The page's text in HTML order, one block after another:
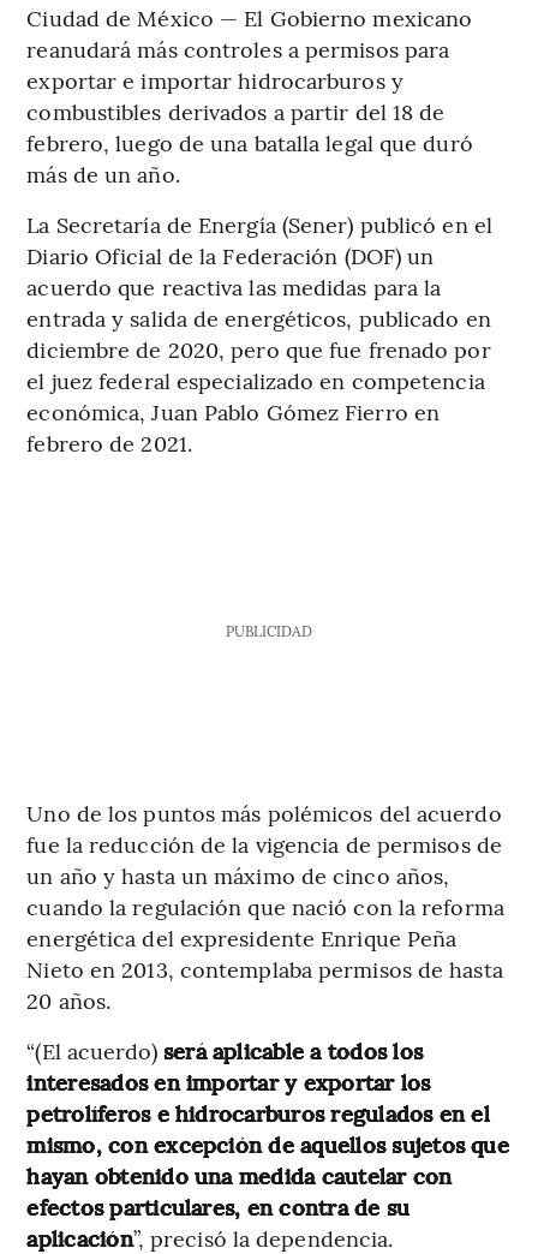
Ciudad de México — El Gobierno mexicano
reanudará más controles a permisos para
exportar e importar hidrocarburos y
combustibles derivados a partir del 18 de
febrero, luego de una batalla legal que duró
más de un año.
La Secretaría de Energía (Sener) publicó en el
Diario Oficial de la Federación (DOF) un
acuerdo que reactiva las medidas para la
entrada y salida de energéticos, publicado en
diciembre de 2020, pero que fue frenado por
el juez federal especializado en competencia
económica, Juan Pablo Gómez Fierro en
febrero de 2021.
PUBLICIDAD
Uno de los puntos más polémicos del acuerdo
fue la reducción de la vigencia de permisos de
un año y hasta un máximo de cinco años,
cuando la regulación que nació con la reforma
energética del expresidente Enrique Peña
Nieto en 2013, contemplaba permisos de hasta
20 años.
“(El acuerdo) será aplicable a todos los
interesados en importar y exportar los
petrolíferos e hidrocarburos regulados en el
mismo, con excepción de aquellos sujetos que
hayan obtenido una medida cautelar con
efectos particulares, en contra de su
aplicación”, precisó la dependencia.